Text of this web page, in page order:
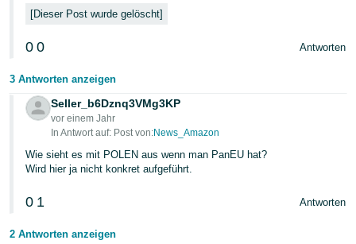
Dieser Post wurde gelöscht
0 0 Antworten
3 Antworten anzeigen
Seller_b6Dznq3VMg3KP
vor einem Jahr
In Antwort auf: Post von:News_Amazon
Wie sieht es mit POLEN aus wenn man PanEU hat?
Wird hier ja nicht konkret aufgeführt.
0 1 Antworten
2 Antworten anzeigen